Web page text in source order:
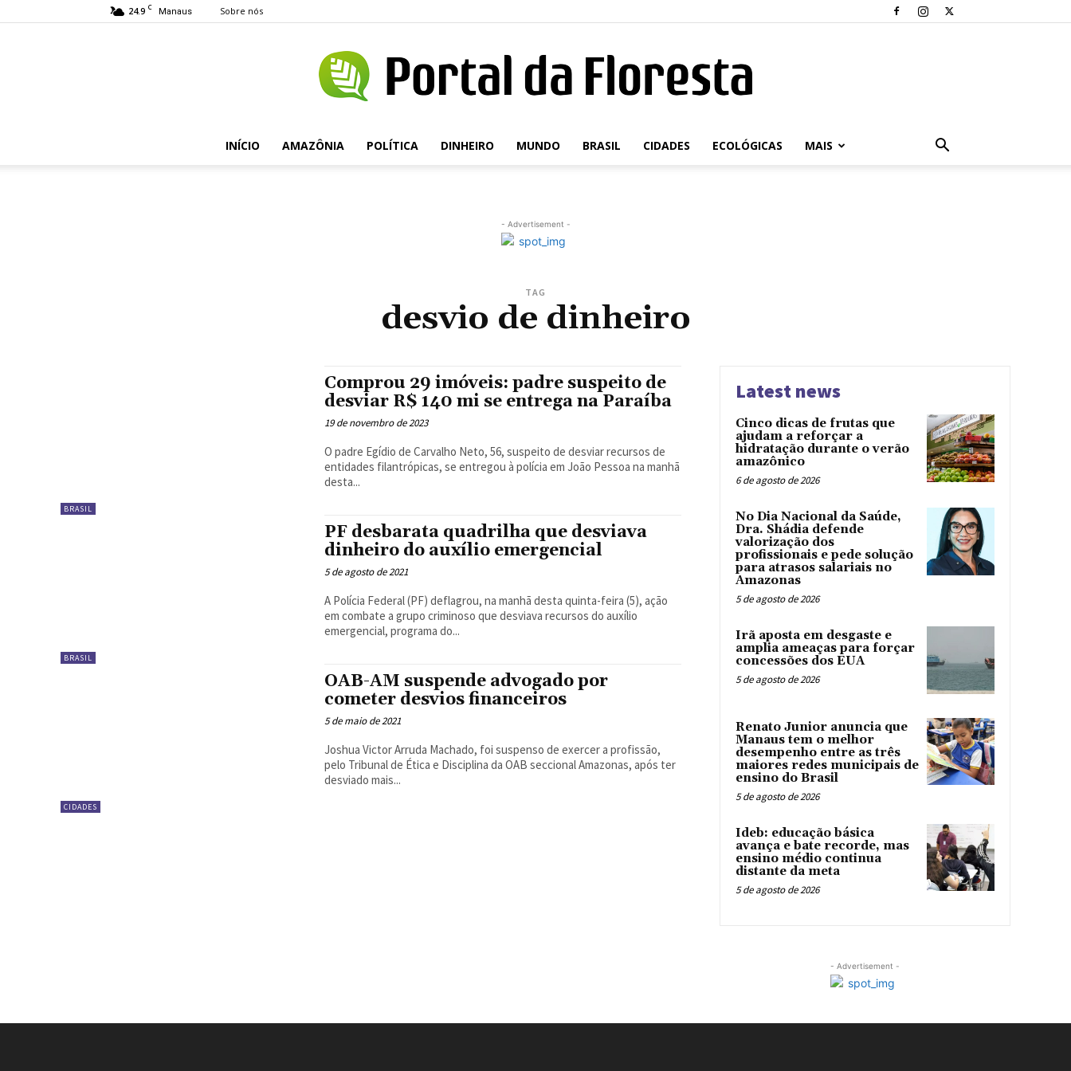
24.9 C Manaus Sobre nós
Portal
INÍCIO AMAZÔNIA POLÍTICA DINHEIRO MUNDO BRASIL CIDADES ECOLÓGICAS MAIS
- Advertisement -
TAG
desvio de dinheiro
BRASIL
Comprou 29 imóveis: padre suspeito de
desviar R$ 140 mi se entrega na Paraíba
19 de novembro de 2023
O padre Egídio de Carvalho Neto, 56, suspeito de desviar recursos de
entidades filantrópicas, se entregou à polícia em João Pessoa na manhã
desta...
BRASIL
PF desbarata quadrilha que desviava
dinheiro do auxílio emergencial
5 de agosto de 2021
A Polícia Federal (PF) deflagrou, na manhã desta quinta-feira (5), ação
em combate a grupo criminoso que desviava recursos do auxílio
emergencial, programa do...
CIDADES
OAB-AM suspende advogado por
cometer desvios financeiros
5 de maio de 2021
Joshua Victor Arruda Machado, foi suspenso de exercer a profissão,
pelo Tribunal de Ética e Disciplina da OAB seccional Amazonas, após ter
desviado mais...
Latest news
Cinco dicas de frutas que
ajudam a reforçar a
hidratação durante o verão
amazônico
6 de agosto de 2026
No Dia Nacional da Saúde,
Dra. Shádia defende
valorização dos
profissionais e pede solução
para atrasos salariais no
Amazonas
5 de agosto de 2026
Irã aposta em desgaste e
amplia ameaças para forçar
concessões dos EUA
5 de agosto de 2026
Renato Junior anuncia que
Manaus tem o melhor
desempenho entre as três
maiores redes municipais de
ensino do Brasil
5 de agosto de 2026
Ideb: educação básica
avança e bate recorde, mas
ensino médio continua
distante da meta
5 de agosto de 2026
- Advertisement -